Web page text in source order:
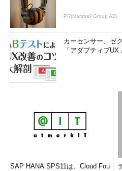
PR(Marshall Group AB)
カーセンサー、ゼ
「アダプティブ
SAP HANA SPS11は、Cloud Fou